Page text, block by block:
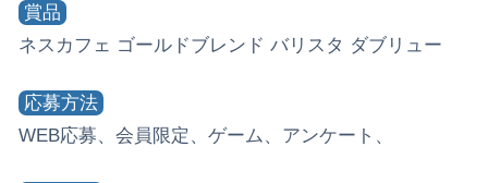
賞品
ネスカフェ ゴールドブレンド バリスタ ダブリュー
応募方法
WEB応募、会員限定、ゲーム、アンケート、